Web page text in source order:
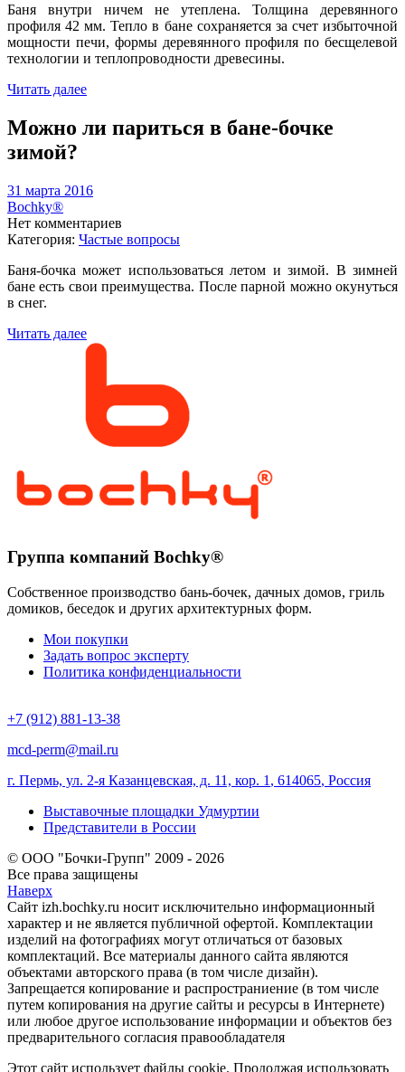
Баня внутри ничем не утеплена. Толщина деревянного
профиля 42 мм. Тепло в бане сохраняется за счет избыточной
мощности печи, формы деревянного профиля по бесщелевой
технологии и теплопроводности древесины.
Читать далее
Можно ли париться в бане-бочке
зимой?
31 марта 2016
Bochky®
Нет комментариев
Категория: Частые вопросы
Баня-бочка может использоваться летом и зимой. В зимней
бане есть свои преимущества. После парной можно окунуться
в снег.
Читать далее
Группа компаний Bochky®
Собственное производство бань-бочек, дачных домов, гриль
домиков, беседок и других архитектурных форм.
Мои покупки
Задать вопрос эксперту
Политика конфиденциальности
+7 (912) 881-13-38
mcd-perm@mail.ru
г. Пермь, ул. 2-я Казанцевская, д. 11, кор. 1 , 614065, Россия
Выставочные площадки Удмуртии
Представители в России
© ООО "Бочки-Групп" 2009 - 2026
Все права защищены
Наверх
Сайт izh.bochky.ru носит исключительно информационный
характер и не является публичной офертой. Комплектации
изделий на фотографиях могут отличаться от базовых
комплектаций. Все материалы данного сайта являются
объектами авторского права (в том числе дизайн).
Запрещается копирование и распространиение (в том числе
путем копирования на другие сайты и ресурсы в Интернете)
или любое другое использование информации и объектов без
предварительного согласия правообладателя
Этот сайт использует файлы cookie. Продолжая использовать